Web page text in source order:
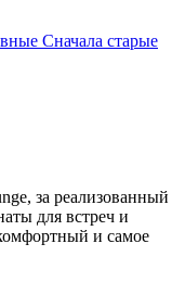
Сначала старые
за реализованный
для встреч и
и самое